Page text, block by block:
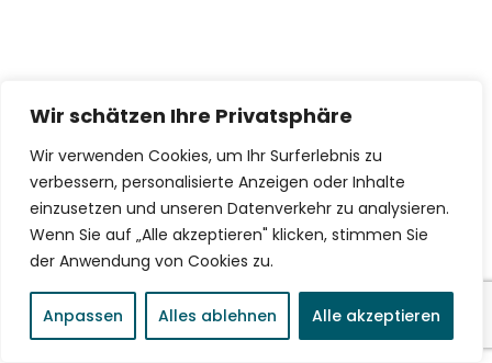
Wir schätzen Ihre Privatsphäre
Wir verwenden Cookies, um Ihr Surferlebnis zu
verbessern, personalisierte Anzeigen oder Inhalte
einzusetzen und unseren Datenverkehr zu analysieren.
Wenn Sie auf „Alle akzeptieren" klicken, stimmen Sie
der Anwendung von Cookies zu.
Anpassen Alles ablehnen Alle akzeptieren